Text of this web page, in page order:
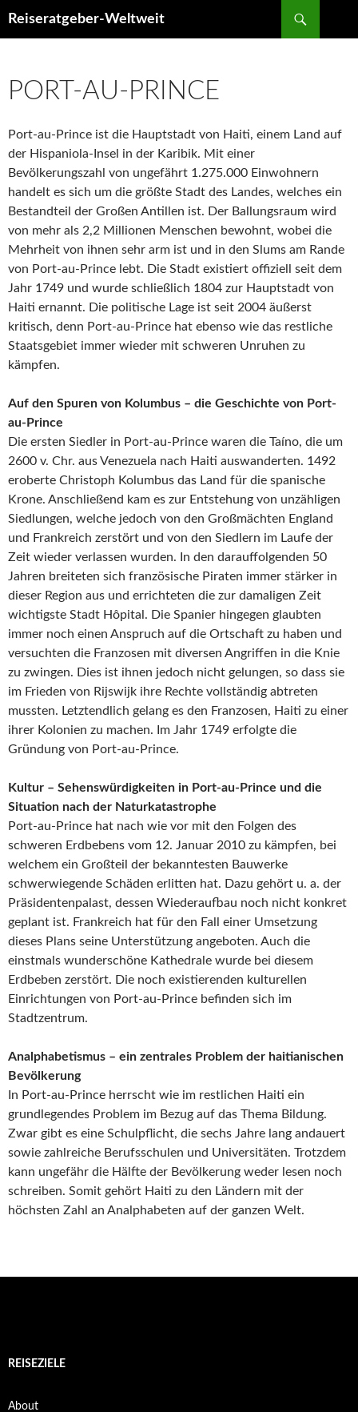
Reiseratgeber-Weltweit
PORT-AU-PRINCE
Port-au-Prince ist die Hauptstadt von Haiti, einem Land auf
der Hispaniola-Insel in der Karibik. Mit einer
Bevölkerungszahl von ungefährt 1.275.000 Einwohnern
handelt es sich um die größte Stadt des Landes, welches ein
Bestandteil der Großen Antillen ist. Der Ballungsraum wird
von mehr als 2,2 Millionen Menschen bewohnt, wobei die
Mehrheit von ihnen sehr arm ist und in den Slums am Rande
von Port-au-Prince lebt. Die Stadt existiert offiziell seit dem
Jahr 1749 und wurde schließlich 1804 zur Hauptstadt von
Haiti ernannt. Die politische Lage ist seit 2004 äußerst
kritisch, denn Port-au-Prince hat ebenso wie das restliche
Staatsgebiet immer wieder mit schweren Unruhen zu
kämpfen.
Auf den Spuren von Kolumbus – die Geschichte von Port-
au-Prince
Die ersten Siedler in Port-au-Prince waren die Taíno, die um
2600 v. Chr. aus Venezuela nach Haiti auswanderten. 1492
eroberte Christoph Kolumbus das Land für die spanische
Krone. Anschließend kam es zur Entstehung von unzähligen
Siedlungen, welche jedoch von den Großmächten England
und Frankreich zerstört und von den Siedlern im Laufe der
Zeit wieder verlassen wurden. In den darauffolgenden 50
Jahren breiteten sich französische Piraten immer stärker in
dieser Region aus und errichteten die zur damaligen Zeit
wichtigste Stadt Hôpital. Die Spanier hingegen glaubten
immer noch einen Anspruch auf die Ortschaft zu haben und
versuchten die Franzosen mit diversen Angriffen in die Knie
zu zwingen. Dies ist ihnen jedoch nicht gelungen, so dass sie
im Frieden von Rijswijk ihre Rechte vollständig abtreten
mussten. Letztendlich gelang es den Franzosen, Haiti zu einer
ihrer Kolonien zu machen. Im Jahr 1749 erfolgte die
Gründung von Port-au-Prince.
Kultur – Sehenswürdigkeiten in Port-au-Prince und die
Situation nach der Naturkatastrophe
Port-au-Prince hat nach wie vor mit den Folgen des
schweren Erdbebens vom 12. Januar 2010 zu kämpfen, bei
welchem ein Großteil der bekanntesten Bauwerke
schwerwiegende Schäden erlitten hat. Dazu gehört u. a. der
Präsidentenpalast, dessen Wiederaufbau noch nicht konkret
geplant ist. Frankreich hat für den Fall einer Umsetzung
dieses Plans seine Unterstützung angeboten. Auch die
einstmals wunderschöne Kathedrale wurde bei diesem
Erdbeben zerstört. Die noch existierenden kulturellen
Einrichtungen von Port-au-Prince befinden sich im
Stadtzentrum.
Analphabetismus – ein zentrales Problem der haitianischen
Bevölkerung
In Port-au-Prince herrscht wie im restlichen Haiti ein
grundlegendes Problem im Bezug auf das Thema Bildung.
Zwar gibt es eine Schulpflicht, die sechs Jahre lang andauert
sowie zahlreiche Berufsschulen und Universitäten. Trotzdem
kann ungefähr die Hälfte der Bevölkerung weder lesen noch
schreiben. Somit gehört Haiti zu den Ländern mit der
höchsten Zahl an Analphabeten auf der ganzen Welt.
REISEZIELE
About